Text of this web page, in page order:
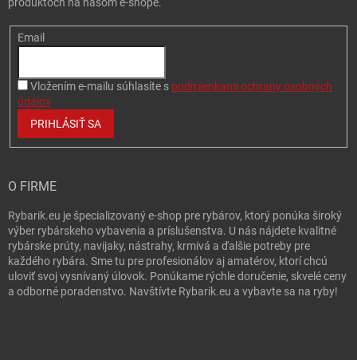
produktoch na našom e-shope.
Email
Vložením e-mailu súhlasíte s podmienkami ochrany osobných
údajov
PRIHLÁSIŤ SA
O FIRME
Rybarik.eu je špecializovaný e-shop pre rybárov, ktorý ponúka široký
výber rybárskeho vybavenia a príslušenstva. U nás nájdete kvalitné
rybárske prúty, navijaky, nástrahy, krmivá a ďalšie potreby pre
každého rybára. Sme tu pre profesionálov aj amatérov, ktorí chcú
uloviť svoj vysnívaný úlovok. Ponúkame rýchle doručenie, skvelé ceny
a odborné poradenstvo. Navštívte Rybarik.eu a vybavte sa na ryby!